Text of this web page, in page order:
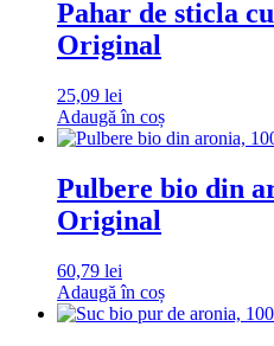
Pahar de sticla
Original
25,09 lei
Adaugă în coș
Pulbere bio din
Original
60,79 lei
Adaugă în coș